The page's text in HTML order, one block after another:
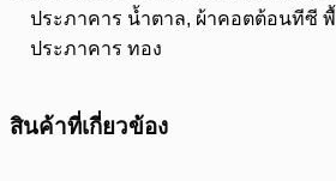
ประภาคาร น้ำตาล, ผ้าคอตต้อนทีซี
ประภาคาร ทอง
สินค้าที่เกี่ยวข้อง